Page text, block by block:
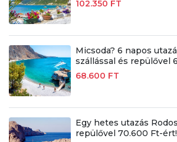
102.350 FT
Micsoda? 6 napos
szállással és repülővel
68.600 FT
Egy hetes utazás
repülővel 70.600 Ft-ért!